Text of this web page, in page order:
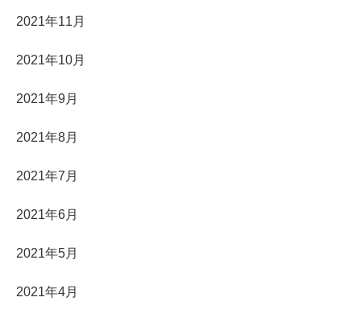
2021年11月
2021年10月
2021年9月
2021年8月
2021年7月
2021年6月
2021年5月
2021年4月